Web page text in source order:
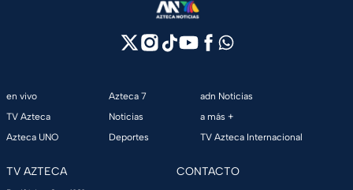
en vivo
TV Azteca
Azteca UNO
Azteca 7
Noticias
Deportes
adn Noticias
a más +
TV Azteca Internacional
TV AZTECA CONTACTO